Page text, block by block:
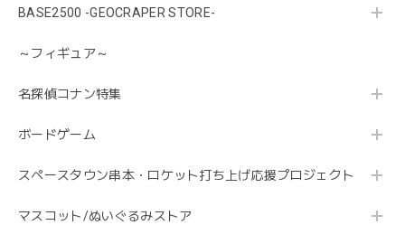
BASE2500 -GEOCRAPER STORE-
～フィギュア～
名探偵コナン特集
ボードゲーム
スペースタウン串本・ロケット打ち上げ応援プロジェクト
マスコット/ぬいぐるみストア